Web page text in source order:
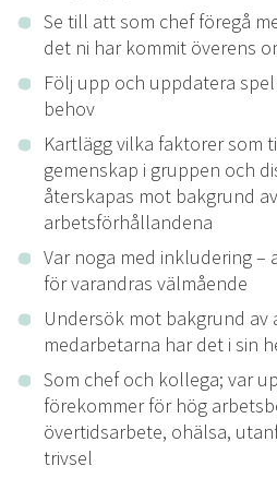
Se till att som chef föregå
det ni har kommit överens
Följ upp och uppdatera
behov
Kartlägg vilka faktorer som
gemenskap i gruppen och
återskapas mot bakgrund
arbetsförhållandena
Var noga med inkludering
för varandras välmående
Undersök mot bakgrund av
medarbetarna har det i sin
Som chef och kollega; var
förekommer för hög
övertidsarbete, ohälsa,
trivsel